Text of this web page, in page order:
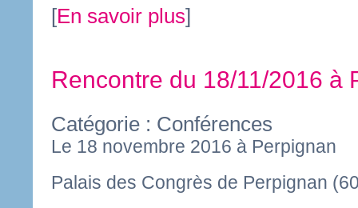
[En savoir plus]
Rencontre du 18/11/2016 à
Catégorie : Conférences
Le 18 novembre 2016 à Perpignan
Palais des Congrès de Perpignan